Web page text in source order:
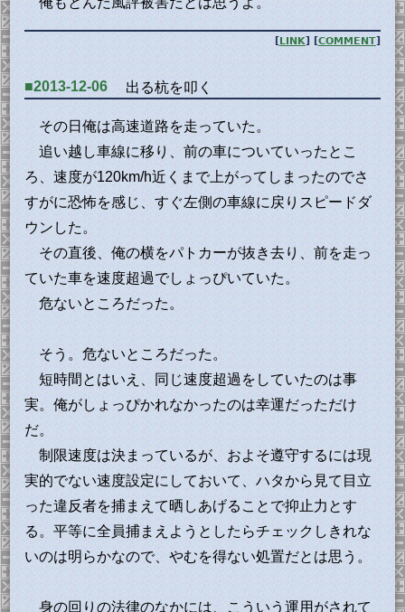
[LINK ] [COMMENT]
■2013-12-06 出る杭を叩く
その日俺は高速道路を走っていた。
追い越し車線に移り、前の車についていったとこ
ろ、速度が120km/h近くまで上がってしまったのでさ
すがに恐怖を感じ、すぐ左側の車線に戻りスピードダ
ウンした。
その直後、俺の横をパトカーが抜き去り、前を走っ
ていた車を速度超過でしょっぴいていた。
危ないところだった。
そう。危ないところだった。
短時間とはいえ、同じ速度超過をしていたのは事
実。俺がしょっぴかれなかったのは幸運だっただけ
だ。
制限速度は決まっているが、およそ遵守するには現
実的でない速度設定にしておいて、ハタから見て目立
った違反者を捕まえて晒しあげることで抑止力とす
る。平等に全員捕まえようとしたらチェックしきれな
いのは明らかなので、やむを得ない処置だとは思う。
身の回りの法律のなかには、こういう運用がされて